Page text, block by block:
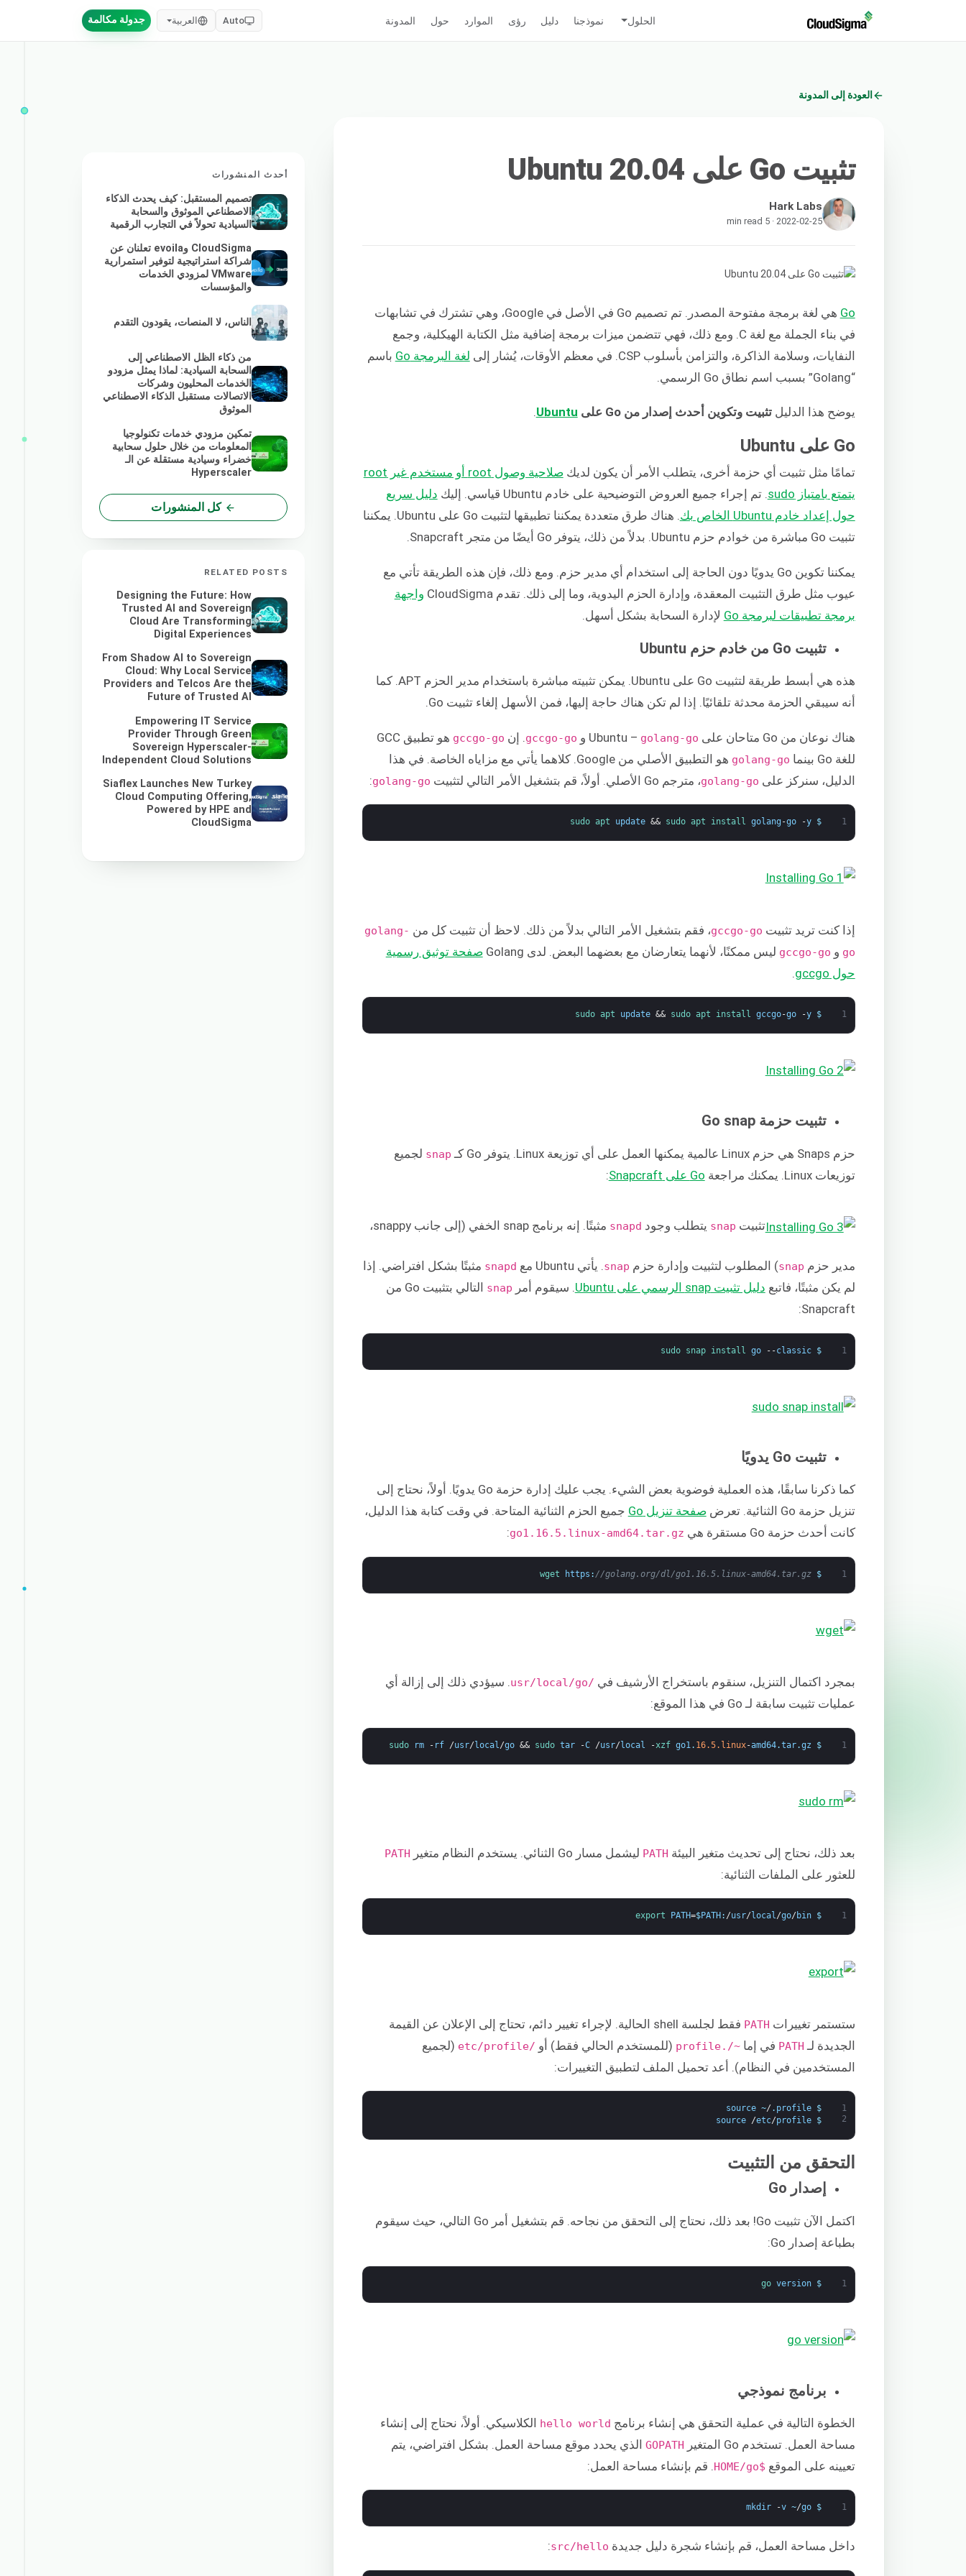
الحلول نموذجنا دليل رؤى الموارد حول المدونة Auto العربية جدولة مكالمة
العودة إلى المدونة
تثبيت Go على Ubuntu 20.04
Hark Labs
2022-02-25 · 5 min read
Go
هي لغة برمجة مفتوحة المصدر. تم تصميم Go في الأصل في Google، وهي تشترك في تشابهات
في بناء الجملة مع لغة C. ومع ذلك، فهي تتضمن ميزات برمجة إضافية مثل الكتابة الهيكلية، وجمع
النفايات، وسلامة الذاكرة، والتزامن بأسلوب CSP. في معظم الأوقات، يُشار إلى
لغة البرمجة Go
باسم
“Golang” بسبب اسم نطاق Go الرسمي.
يوضح هذا الدليلتثبيت وتكوين أحدث إصدار من Go على Ubuntu
Go على Ubuntu
تمامًا مثل تثبيت أي حزمة أخرى، يتطلب الأمر أن يكون لديك
صلاحية وصول root أو مستخدم غير root
يتمتع بامتياز sudo
. تم إجراء جميع العروض التوضيحية على خادم Ubuntu قياسي. إليك
دليل سريع
حول إعداد خادم Ubuntu الخاص بك
. هناك طرق متعددة يمكننا تطبيقها لتثبيت Go على Ubuntu. يمكننا
تثبيت Go مباشرة من خوادم حزم Ubuntu. بدلاً من ذلك، يتوفر Go أيضًا من متجر Snapcraft.
يمكننا تكوين Go يدويًا دون الحاجة إلى استخدام أي مدير حزم. ومع ذلك، فإن هذه الطريقة تأتي مع
عيوب مثل طرق التثبيت المعقدة، وإدارة الحزم اليدوية، وما إلى ذلك. تقدم CloudSigma
واجهة
برمجة تطبيقات لبرمجة Go
لإدارة السحابة بشكل أسهل.
تثبيت Go من خادم حزم Ubuntu
هذه هي أبسط طريقة لتثبيت Go على Ubuntu. يمكن تثبيته مباشرة باستخدام مدير الحزم APT. كما
أنه سيبقي الحزمة محدثة تلقائيًا. إذا لم تكن هناك حاجة إليها، فمن الأسهل إلغاء تثبيت Go.
هناك نوعان من Go متاحان على Ubuntu – golang-go و gccgo-go . إن gccgo-go
هو تطبيق GCC
للغة Go بينما
golang-go
هو التطبيق الأصلي من Google. كلاهما يأتي مع مزاياه الخاصة. في هذا
الدليل، سنركز على golang-go، مترجم Go الأصلي. أولاً، قم بتشغيل الأمر التالي لتثبيت golang-go
:
1
$
sudo apt update && sudo apt install golang -go -y
إذا كنت تريد تثبيت gccgo-go، فقم بتشغيل الأمر التالي بدلاً من ذلك. لاحظ أن تثبيت كل من golang-
go و gccgo-go ليس ممكنًا، لأنهما يتعارضان مع بعضهما البعض. لدى Golang
صفحة توثيق رسمية
حول gccgo
1
$
sudo apt update && sudo apt install gccgo-go -y
تثبيت حزمة Go snap
حزم Snaps هي حزم Linux عالمية يمكنها العمل على أي توزيعة Linux. يتوفر Go كـ snap لجميع
توزيعات Linux. يمكنك مراجعة
Go على Snapcraft :
تثبيت snap يتطلب وجود snapd مثبتًا. إنه برنامج snap الخفي (إلى جانب snappy،
مدير حزم snap) المطلوب لتثبيت وإدارة حزم snap. يأتي Ubuntu مع snapd مثبتًا بشكل افتراضي. إذا
لم يكن مثبتًا، فاتبع دليل تثبيت snap الرسمي على Ubuntu . سيقوم أمر snap
التالي بتثبيت Go من
Snapcraft:
1
$
sudo snap install go --classic
تثبيت Go يدويًا
كما ذكرنا سابقًا، هذه العملية فوضوية بعض الشيء. يجب عليك إدارة حزمة Go يدويًا. أولاً، نحتاج إلى
تنزيل حزمة Go الثنائية. تعرض
صفحة تنزيل Go
جميع الحزم الثنائية المتاحة. في وقت كتابة هذا الدليل،
كانت أحدث حزمة Go مستقرة هي
go1.16.5.linux-amd64.tar.gz
:
1
$
wget https : //golang.org/dl/go1.16.5.linux-amd64.tar.gz
بمجرد اكتمال التنزيل، سنقوم باستخراج الأرشيف في /usr/local/go
. سيؤدي ذلك إلى إزالة أي
عمليات تثبيت سابقة لـ Go في هذا الموقع:
1
$
sudo rm - rf /usr/local /go && sudo tar -C /usr/local -xzf go1 . 16.5.linux-amd64.tar.gz
بعد ذلك، نحتاج إلى تحديث متغير البيئة PATH ليشمل مسار Go الثنائي. يستخدم النظام متغير PATH
للعثور على الملفات الثنائية:
1
$
export PATH=$PATH : /usr/ local/go/ bin
ستستمر تغييرات PATH
فقط لجلسة shell الحالية. لإجراء تغيير دائم، تحتاج إلى الإعلان عن القيمة
الجديدة لـ PATH في إما~/.profile (للمستخدم الحالي فقط) أو /etc/profile
(لجميع
المستخدمين في النظام). أعد تحميل الملف لتطبيق التغييرات:
1
2
$
source ~/ . profile
$
source /etc/profile
التحقق من التثبيت
إصدار Go
اكتمل الآن تثبيت Go! بعد ذلك، نحتاج إلى التحقق من نجاحه. قم بتشغيل أمر Go التالي، حيث سيقوم
بطباعة إصدار Go:
1
$
go version
برنامج نموذجي
الخطوة التالية في عملية التحقق هي إنشاء برنامج hello world
الكلاسيكي. أولاً، نحتاج إلى إنشاء
مساحة العمل. تستخدم Go المتغير
GOPATH الذي يحدد موقع مساحة العمل. بشكل افتراضي، يتم
تعيينه على الموقع $HOME/go . قم بإنشاء مساحة العمل:
1
$
mkdir -v ~/go
داخل مساحة العمل، قم بإنشاء شجرة دليل جديدة src/hello
:
أحدث المنشورات
تصميم المستقبل: كيف يحدث الذكاء
الاصطناعي الموثوق والسحابة
السيادية تحولاً في التجارب الرقمية
CloudSigma وevoila تعلنان عن
شراكة استراتيجية لتوفير استمرارية
VMware لمزودي الخدمات
والمؤسسات
الناس، لا المنصات، يقودون التقدم
من ذكاء الظل الاصطناعي إلى
السحابة السيادية: لماذا يمثل مزودو
الخدمات المحليون وشركات
الاتصالات مستقبل الذكاء الاصطناعي
الموثوق
تمكين مزودي خدمات تكنولوجيا
المعلومات من خلال حلول سحابية
خضراء وسيادية مستقلة عن الـ
Hyperscaler
كل المنشورات
RELATED POSTS
Designing the Future: How
Trusted AI and Sovereign
Cloud Are Transforming
Digital Experiences
From Shadow AI to Sovereign
Cloud: Why Local Service
Providers and Telcos Are the
Future of Trusted AI
Empowering IT Service
Provider Through Green
Sovereign Hyperscaler-
Independent Cloud Solutions
Siaflex Launches New Turkey
Cloud Computing Offering,
Powered by HPE and
CloudSigma